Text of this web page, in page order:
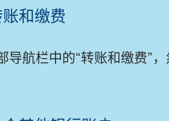
和缴费
导航栏中的“转账和缴费”，